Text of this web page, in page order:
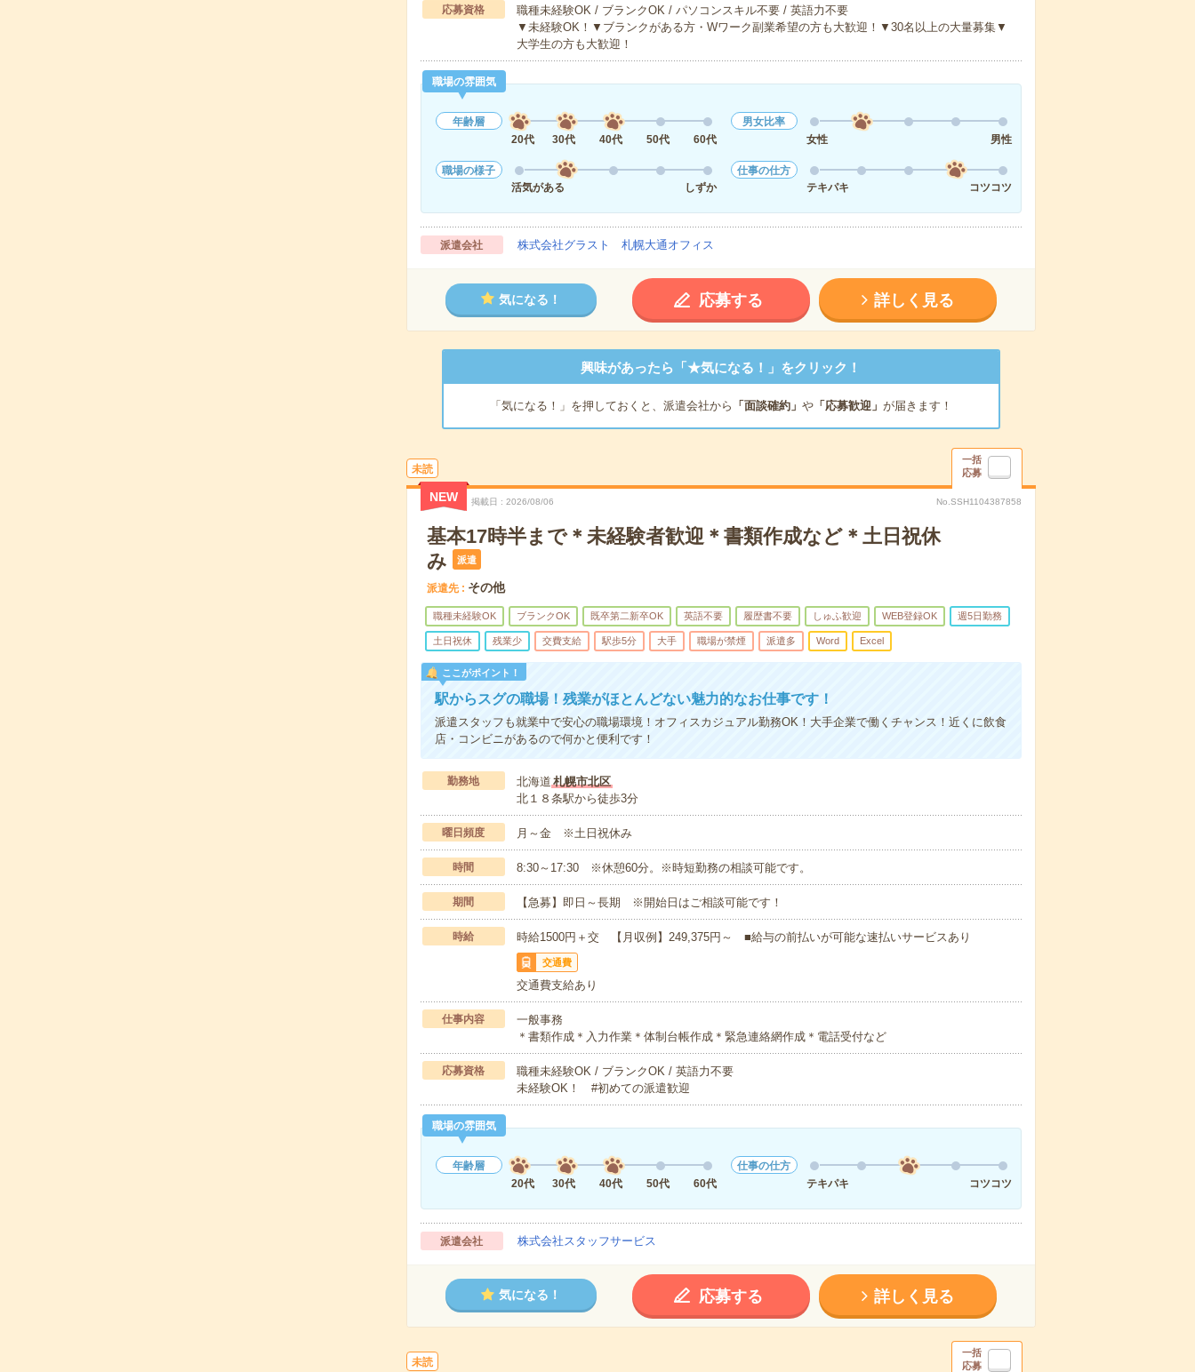
応募資格
職種未経験OK / ブランクOK / パソコンスキル不要 / 英語力不要
▼未経験OK！▼ブランクがある方・Wワーク副業希望の方も大歓迎！▼30名以上の大量募集▼
大学生の方も大歓迎！
職場の雰囲気
年齢層
20代
30代 40代 50代 60代
男女比率
女性
男性
職場の様子
活気がある
しずか
仕事の仕方
テキパキ
コツコツ
派遣会社 株式会社グラスト 札幌大通オフィス
気になる！ 応募する 詳しく見る
興味があったら「★気になる！」をクリック！
「気になる！」を押しておくと、派遣会社から 「面談確約」 や「応募歓迎」 が届きます！
未読
一括
応募
NEW 掲載日 2026/08/06 No.SSH1104387858
基本17時半まで＊未経験者歓迎＊書類作成など＊土日祝休
み
派遣
派遣先 その他
職種未経験OK ブランクOK 既卒第二新卒OK 英語不要 履歴書不要 しゅふ歓迎 WEB登録OK 週5日勤務
土日祝休 残業少 交費支給 駅歩5分 大手 職場が禁煙 派遣多 Word Excel
ここがポイント！
駅からスグの職場！残業がほとんどない魅力的なお仕事です！
派遣スタッフも就業中で安心の職場環境！オフィスカジュアル勤務OK！大手企業で働くチャンス！近くに飲食
店・コンビニがあるので何かと便利です！
勤務地 北海道札幌市北区
北１８条駅から徒歩3分
曜日頻度 月～金 ※土日祝休み
時間 8:30～17:30 ※休憩60分。※時短勤務の相談可能です。
期間 【急募】即日～長期 ※開始日はご相談可能です！
時給 時給1500円＋交 【月収例】249,375円～ ■給与の前払いが可能な速払いサービスあり
交通費
交通費支給あり
仕事内容
一般事務
＊書類作成＊入力作業＊体制台帳作成＊緊急連絡網作成＊電話受付など
応募資格
職種未経験OK / ブランクOK / 英語力不要
未経験OK！ #初めての派遣歓迎
職場の雰囲気
年齢層
20代
30代 40代 50代 60代
仕事の仕方
テキパキ
コツコツ
派遣会社 株式会社スタッフサービス
気になる！ 応募する 詳しく見る
未読
一括
応募